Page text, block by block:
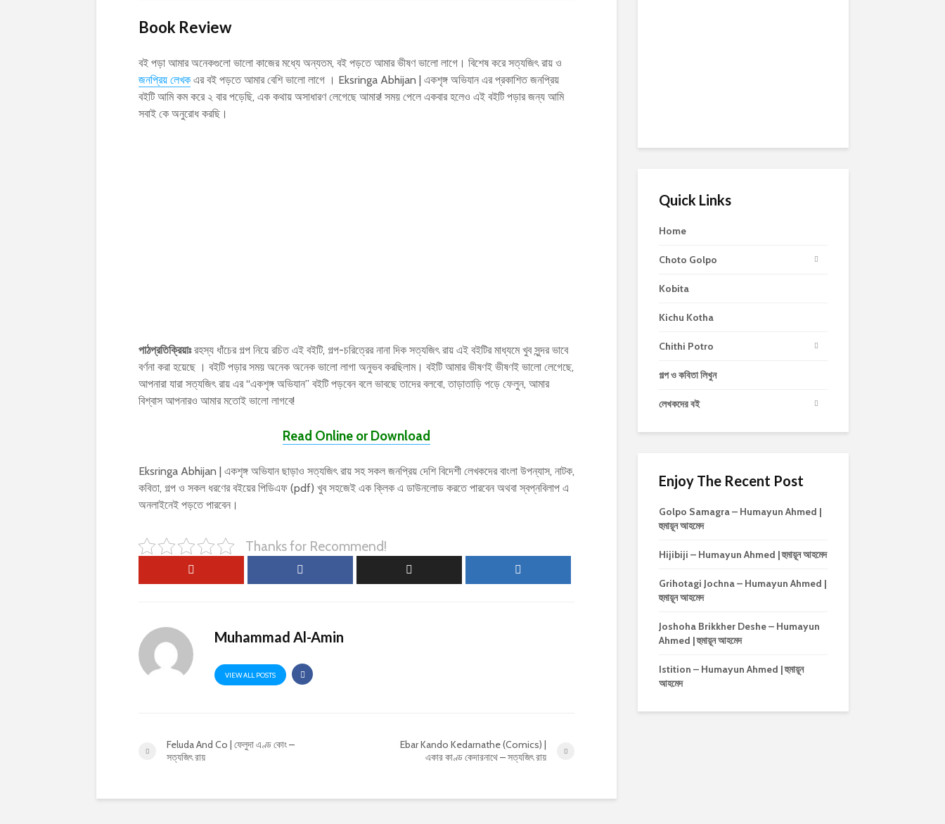
Book Review
বই পড়া আমার অনেকগুলো ভালো কাজের মধ্যে অন্যতম, বই পড়তে আমার ভীষণ ভালো লাগে। বিশেষ করে সত্যজিৎ রায় ও
জনপ্রিয় লেখক এর বই পড়তে আমার বেশি ভালো লাগে । Eksringa Abhijan | একশৃঙ্গ অভিযান এর প্রকাশিত জনপ্রিয়
বইটি আমি কম করে ২ বার পড়েছি, এক কথায় অসাধারণ লেগেছে আমার! সময় পেলে একবার হলেও এই বইটি পড়ার জন্য আমি
সবাই কে অনুরোধ করছি।
পাঠপ্রতিক্রিয়াঃরহস্য ধাঁচের গল্প নিয়ে রচিত এই বইটি, গল্প-চরিত্রের নানা দিক সত্যজিৎ রায় এই বইটির মাধ্যমে খুব সুন্দর ভাবে
বর্ণনা করা হয়েছে । বইটি পড়ার সময় অনেক অনেক ভালো লাগা অনুভব করছিলাম। বইটি আমার ভীষণই ভীষণই ভালো লেগেছে,
আপনারা যারা সত্যজিৎ রায় এর “একশৃঙ্গ অভিযান” বইটি পড়বেন বলে ভাবছে তাদের বলবো, তাড়াতাড়ি পড়ে ফেলুন, আমার
বিশ্বাস আপনারও আমার মতোই ভালো লাগবে!
Read Online or Download
Eksringa Abhijan | একশৃঙ্গ অভিযান ছাড়াও সত্যজিৎ রায় সহ সকল জনপ্রিয় দেশি বিদেশী লেখকদের বাংলা উপন্যাস, নাটক,
কবিতা, গল্প ও সকল ধরণের বইয়ের পিডিএফ (pdf) খুব সহজেই এক ক্লিক এ ডাউনলোড করতে পারবেন অথবা স্বপ্নবিলাপ এ
অনলাইনেই পড়তে পারবেন।
Thanks for Recommend!
Muhammad Al-Amin
VIEW ALL POSTS
Feluda And Co | ফেলুদা এণ্ড কোং –
সত্যজিৎ রায়
Ebar Kando Kedarnathe (Comics) |
একার কাণ্ড কেদারনাথে – সত্যজিৎ রায়
Quick Links
Home
Choto Golpo
Kobita
Kichu Kotha
Chithi Potro
গল্প ও কবিতা লিখুন
লেখকদের বই
Enjoy The Recent Post
Golpo Samagra – Humayun Ahmed |
হুমায়ূন আহমেদ
Hijibiji – Humayun Ahmed | হুমায়ূন আহমেদ
Grihotagi Jochna – Humayun Ahmed |
হুমায়ূন আহমেদ
Joshoha Brikkher Deshe – Humayun
Ahmed | হুমায়ূন আহমেদ
Istition – Humayun Ahmed | হুমায়ূন
আহমেদ